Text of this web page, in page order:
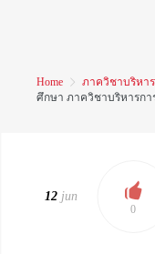
Home ภาควิชาบริหา
ศึกษา ภาควิชาบริหารก
12 jun
0